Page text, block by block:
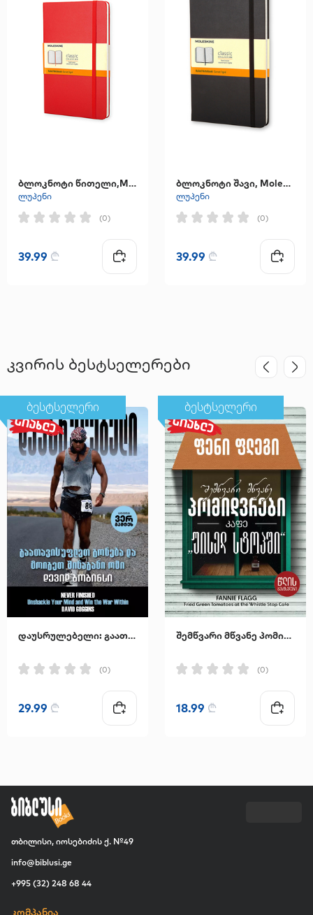
ბლოკნოტი წითელი,Moleskine
ლუპენი
(0)
39.99 ₾
ბლოკნოტი შავი, Moleskine
ლუპენი
(0)
39.99 ₾
კვირის ბესტსელერები
ბესტსელერი
დაუსრულებელი: გაათავისუფლეთ გონება და მოიგეთ შინაგანი ომი
(0)
29.99 ₾
ბესტსელერი
შემწვარი მწვანე პომიდვრები კაფე "უისელ სტოპში"
(0)
18.99 ₾
თბილისი, იოსებიძის ქ. №49
info@biblusi.ge
+995 (32) 248 68 44
კომპანია